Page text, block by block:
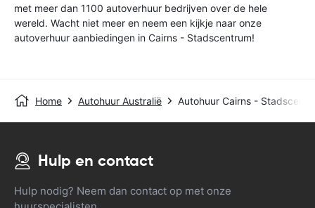
met meer dan 1100 autoverhuur bedrijven over de hele
wereld. Wacht niet meer en neem een kijkje naar onze
autoverhuur aanbiedingen in Cairns - Stadscentrum!
Home Autohuur Australië Autohuur Cairns -
Hulp en contact
Hulp nodig? Neem dan contact op met onze